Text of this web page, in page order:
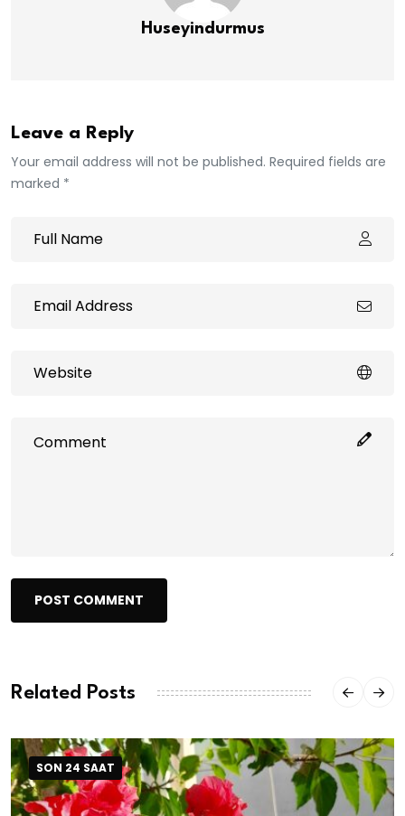
Huseyindurmus
Leave a Reply
Your email address will not be published. Required fields are
marked *
POST COMMENT
Related Posts
SON 24 SAAT